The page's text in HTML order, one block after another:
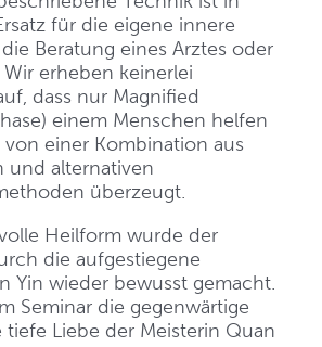
für die eigene innere
Beratung eines Arztes oder
erheben keinerlei
dass nur Magnified
einem Menschen helfen
von einer Kombination aus
und alternativen
überzeugt.
Heilform wurde der
die aufgestiegene
Yin wieder bewusst gemacht.
Seminar die gegenwärtige
tiefe Liebe der Meisterin Quan